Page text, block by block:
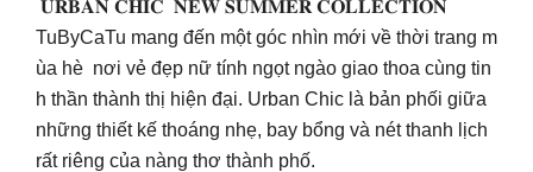
𝐔𝐑𝐁𝐀𝐍 𝐂𝐇𝐈𝐂 𝐍𝐄𝐖 𝐒𝐔𝐌𝐌𝐄𝐑 𝐂𝐎𝐋𝐋𝐄𝐂𝐓𝐈𝐎𝐍
TuByCaTu mang đến một góc nhìn mới về thời trang m
ùa hè nơi vẻ đẹp nữ tính ngọt ngào giao thoa cùng tin
h thần thành thị hiện đại. Urban Chic là bản phối giữa
những thiết kế thoáng nhẹ, bay bổng và nét thanh lịch
rất riêng của nàng thơ thành phố.